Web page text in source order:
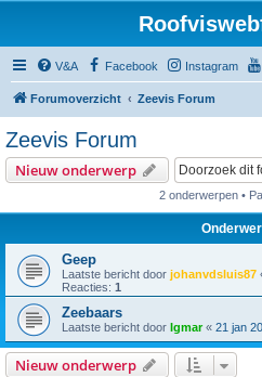
V&A Facebook Instagram
Forumoverzicht Zeevis Forum
Zeevis Forum
Nieuw onderwerp
2 onderwerpen •
Geep
Laatste bericht door johanvdsluis87
Reacties: 1
Zeebaars
Laatste bericht door Igmar« 21 jan
Nieuw onderwerp